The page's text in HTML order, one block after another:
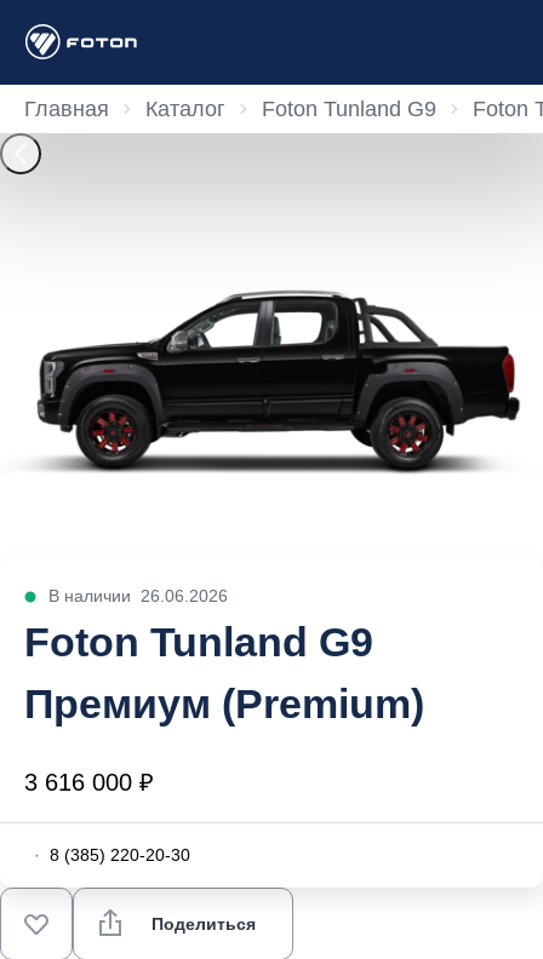
Главная Каталог Foton Tunland G9 Foton
В наличии 26.06.2026
Foton Tunland G9
Премиум (Premium)
3 616 000 ₽
· 8 (385) 220-20-30
Поделиться